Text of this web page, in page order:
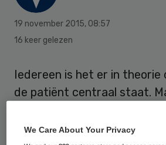
19 november 2015, 08:57
16 keer gelezen
Iedereen is het er in theorie
de patiënt centraal staat.
der Meeren, voorzitter raad
We Care About Your Privacy